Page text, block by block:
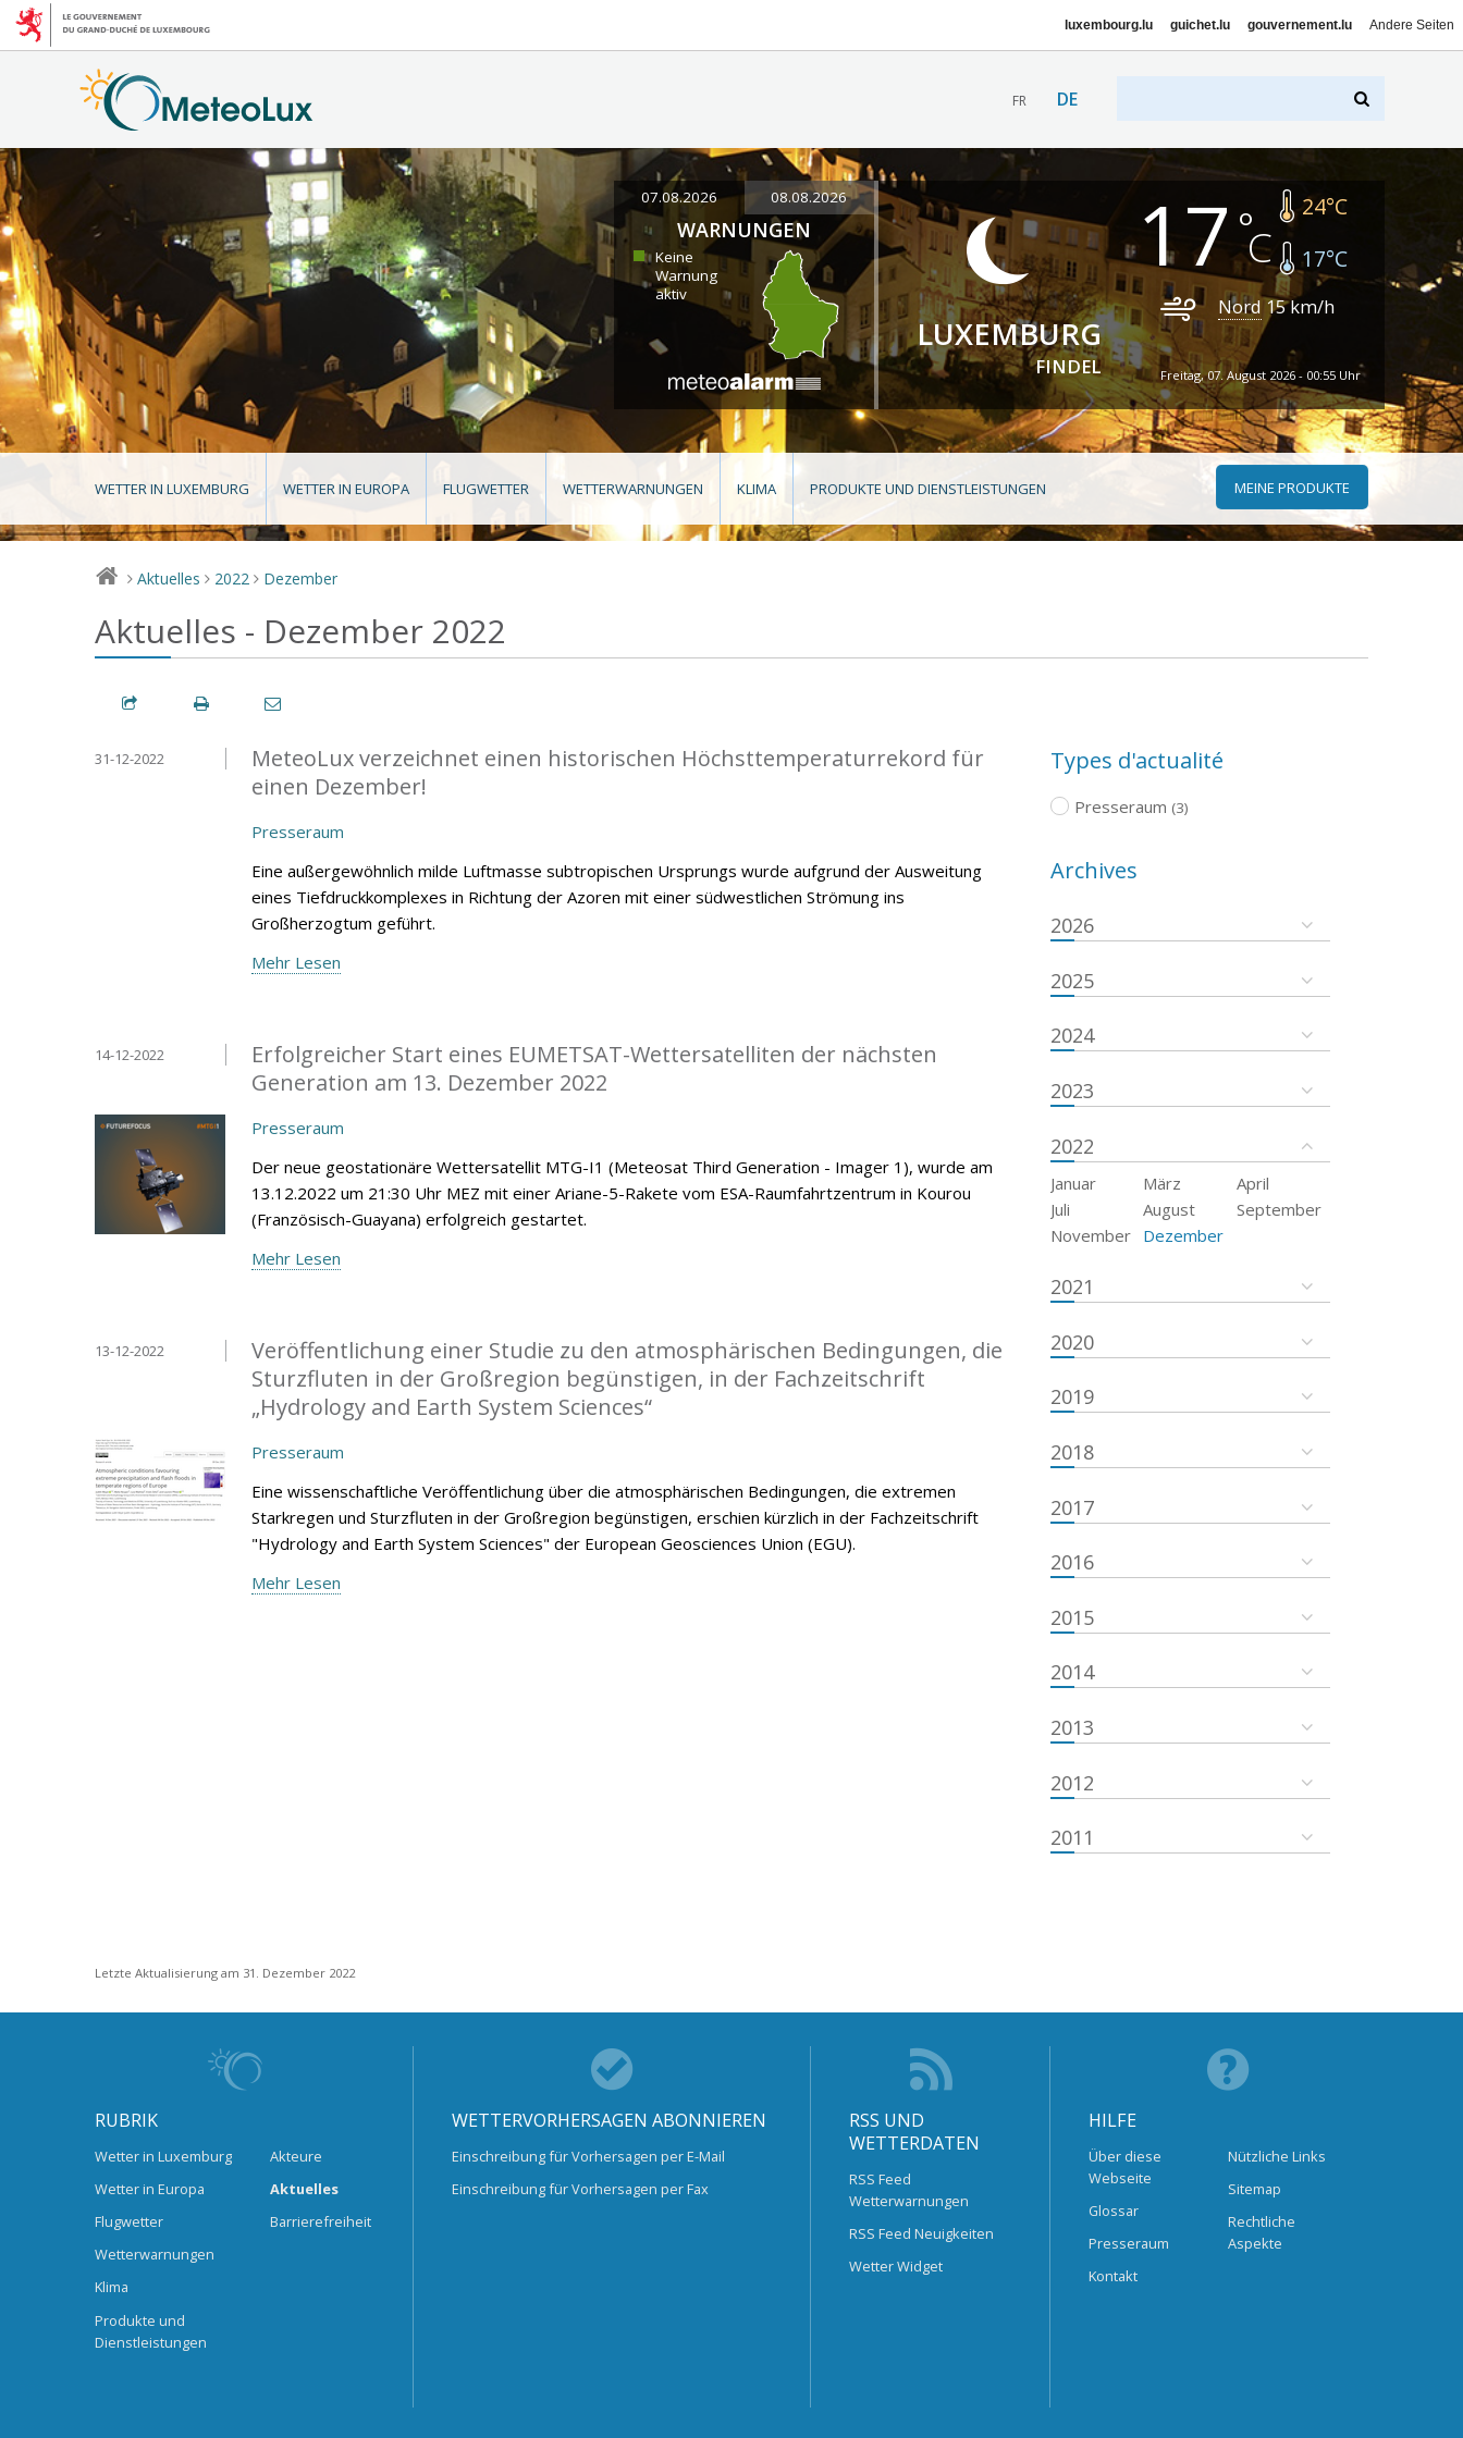
luxembourg.lu guichet.lu gouvernement.lu Andere Seiten
FR DE
07.08.2026 08.08.2026
WARNUNGEN
Keine
Warnung
aktiv
LUXEMBURG
FINDEL
17 24°C
17°C
Nord 15km/h
Freitag, 07. August 2026 - 00:55 Uhr
WETTER IN LUXEMBURG WETTER IN EUROPA FLUGWETTER WETTERWARNUNGEN KLIMA PRODUKTE UND DIENSTLEISTUNGEN MEINE PRODUKTE
> Aktuelles > 2022 > Dezember
Aktuelles - Dezember 2022
MeteoLux verzeichnet einen historischen Höchsttemperaturrekord für
einen Dezember!
31-12-2022
Presseraum
Eine außergewöhnlich milde Luftmasse subtropischen Ursprungs wurde aufgrund der Ausweitung
eines Tiefdruckkomplexes in Richtung der Azoren mit einer südwestlichen Strömung ins
Großherzogtum geführt.
Mehr Lesen
Erfolgreicher Start eines EUMETSAT-Wettersatelliten der nächsten
Generation am 13. Dezember 2022
14-12-2022
Presseraum
Der neue geostationäre Wettersatellit MTG-I1 (Meteosat Third Generation - Imager 1), wurde am
13.12.2022 um 21:30 Uhr MEZ mit einer Ariane-5-Rakete vom ESA-Raumfahrtzentrum in Kourou
(Französisch-Guayana) erfolgreich gestartet.
Mehr Lesen
Veröffentlichung einer Studie zu den atmosphärischen Bedingungen, die
Sturzfluten in der Großregion begünstigen, in der Fachzeitschrift
„Hydrology and Earth System Sciences“
13-12-2022
Presseraum
Eine wissenschaftliche Veröffentlichung über die atmosphärischen Bedingungen, die extremen
Starkregen und Sturzfluten in der Großregion begünstigen, erschien kürzlich in der Fachzeitschrift
"Hydrology and Earth System Sciences" der European Geosciences Union (EGU).
Mehr Lesen
Types d'actualité
Presseraum (3)
Archives
2026
2025
2024
2023
2022
Januar März
April
Juli
August
September
November
Dezember
2021
2020
2019
2018
2017
2016
2015
2014
2013
2012
2011
Letzte Aktualisierung am 31. Dezember 2022
RUBRIK
Wetter in Luxemburg
Wetter in Europa
Flugwetter
Wetterwarnungen
Klima
Produkte und
Dienstleistungen
Akteure
Aktuelles
Barrierefreiheit
WETTERVORHERSAGEN ABONNIEREN
Einschreibung für Vorhersagen per E-Mail
Einschreibung für Vorhersagen per Fax
RSS UND
WETTERDATEN
RSS Feed
Wetterwarnungen
RSS Feed Neuigkeiten
Wetter Widget
HILFE
Über diese
Webseite
Glossar
Presseraum
Kontakt
Nützliche Links
Sitemap
Rechtliche
Aspekte